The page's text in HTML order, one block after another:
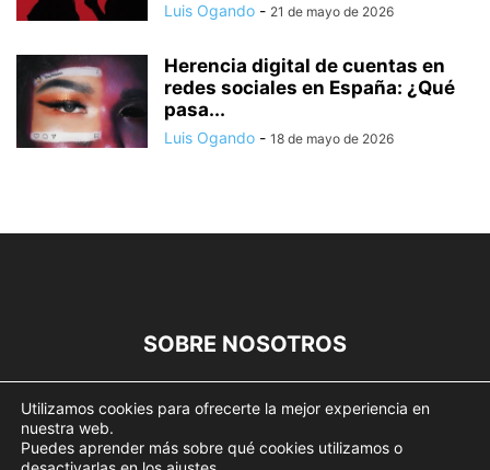
Luis Ogando - 21 de mayo de 2026
Herencia digital de cuentas en
redes sociales en España: ¿Qué
pasa...
Luis Ogando - 18 de mayo de 2026
SOBRE NOSOTROS
SÍGUENOS
Utilizamos cookies para ofrecerte la mejor experiencia en
nuestra web.
Puedes aprender más sobre qué cookies utilizamos o